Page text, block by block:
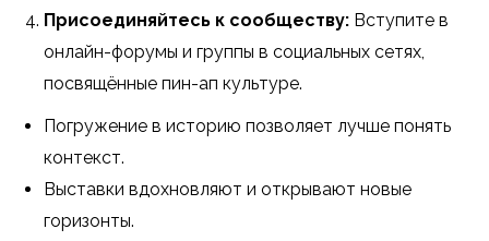
Присоединяйтесь к сообществу: Вступите в
онлайн-форумы и группы в социальных сетях,
посвящённые пин-ап культуре.
Погружение в историю позволяет лучше понять
контекст.
Выставки вдохновляют и открывают новые
горизонты.